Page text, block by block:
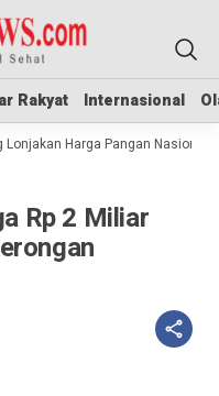
Rakyat Internasional
Rakyat Internasional
Harga Pangan Nasional
Rp 2 Miliar